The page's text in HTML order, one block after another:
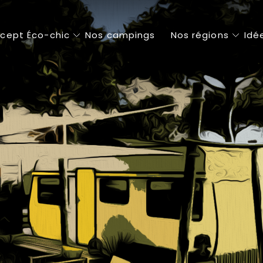
Éco-chic Nos campings Nos régions